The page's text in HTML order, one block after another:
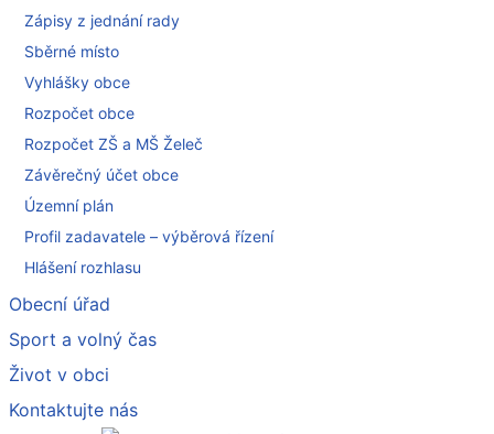
Zápisy z jednání rady
Sběrné místo
Vyhlášky obce
Rozpočet obce
Rozpočet ZŠ a MŠ Želeč
Závěrečný účet obce
Územní plán
Profil zadavatele – výběrová řízení
Hlášení rozhlasu
Obecní úřad
Sport a volný čas
Život v obci
Kontaktujte nás